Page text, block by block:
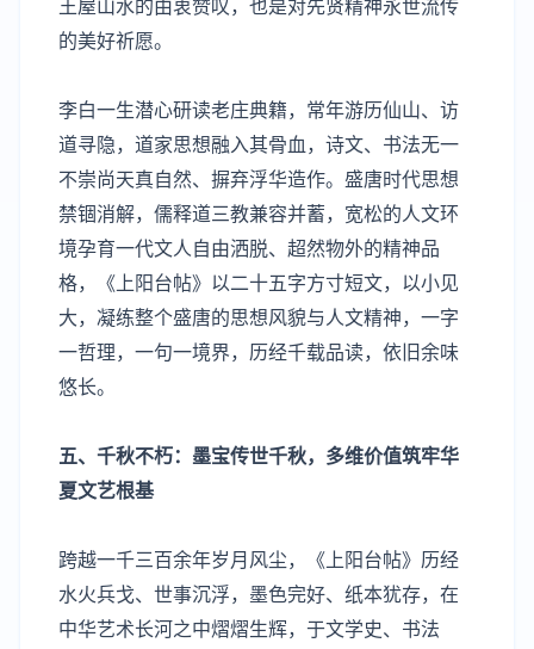
王屋山水的由衷赞叹，也是对先贤精神永世流传
的美好祈愿。
李白一生潜心研读老庄典籍，常年游历仙山、访
道寻隐，道家思想融入其骨血，诗文、书法无一
不崇尚天真自然、摒弃浮华造作。盛唐时代思想
禁锢消解，儒释道三教兼容并蓄，宽松的人文环
境孕育一代文人自由洒脱、超然物外的精神品
格，《上阳台帖》以二十五字方寸短文，以小见
大，凝练整个盛唐的思想风貌与人文精神，一字
一哲理，一句一境界，历经千载品读，依旧余味
悠长。
五、千秋不朽：墨宝传世千秋，多维价值筑牢华
夏文艺根基
跨越一千三百余年岁月风尘，《上阳台帖》历经
水火兵戈、世事沉浮，墨色完好、纸本犹存，在
中华艺术长河之中熠熠生辉，于文学史、书法